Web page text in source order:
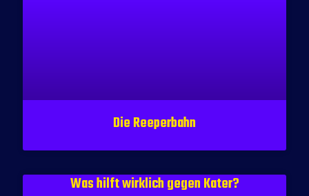
Die Reeperbahn
Was hilft wirklich gegen Kater?